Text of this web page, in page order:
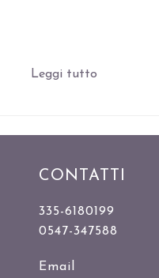
Leggi tutto
CONTATTI
335-6180199
0547-347588
Email